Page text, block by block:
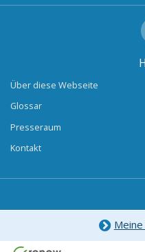
Über diese Webseite
Glossar
Presseraum
Kontakt